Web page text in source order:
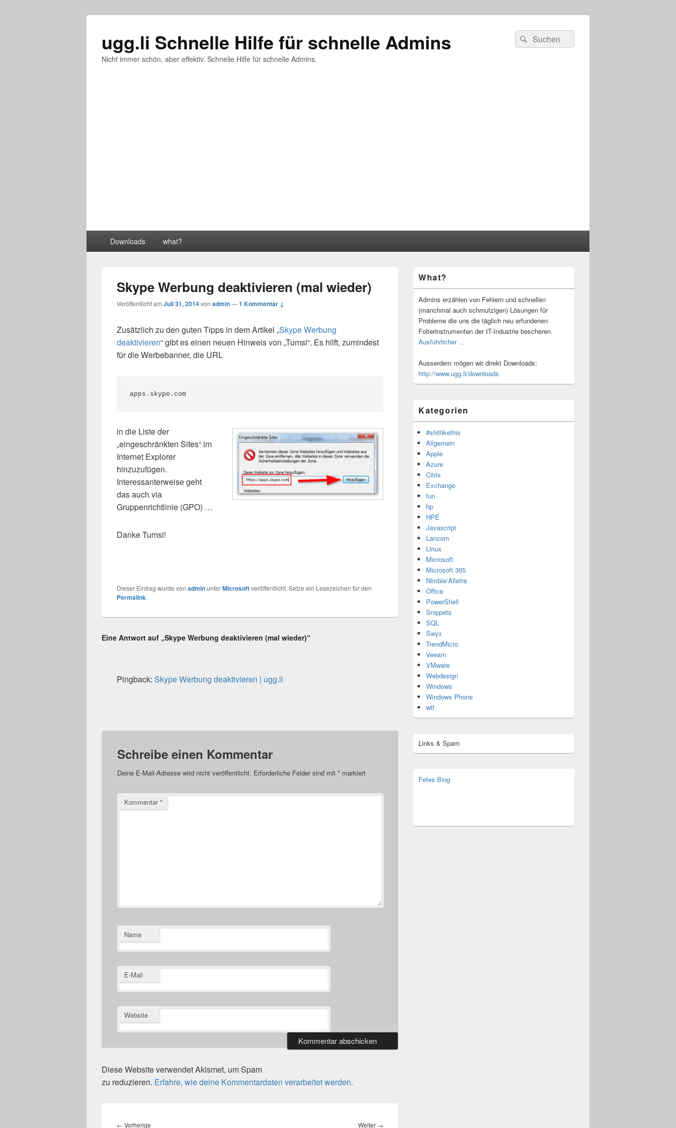
ugg.li Schnelle Hilfe für schnelle Admins
Nicht immer schön, aber effektiv. Schnelle Hilfe für schnelle Admins.
Suchen
nach:
Suchen
Downloads what?
Skype Werbung deaktivieren (mal wieder)
Veröffentlicht am Juli 31, 2014von admin—1 Kommentar ↓
Zusätzlich zu den guten Tipps in dem Artikel „Skype Werbung
deaktivieren“ gibt es einen neuen Hinweis von „Tumsi“. Es hilft, zumindest
für die Werbebanner, die URL
apps.skype.com
in die Liste der
„eingeschränkten Sites“ im
Internet Explorer
hinzuzufügen.
Interessanterweise geht
das auch via
Gruppenrichtlinie (GPO) …
Danke Tumsi!
Dieser Eintrag wurde von adminunterMicrosoftveröffentlicht. Setze ein Lesezeichen für den
Permalink.
Eine Antwort auf „Skype Werbung deaktivieren (mal wieder)“
Pingback: Skype Werbung deaktivieren | ugg.li
Schreibe einen Kommentar
Deine E-Mail-Adresse wird nicht veröffentlicht. Erforderliche Felder sind mit * markiert
Kommentar*
Name
E-Mail
Website
Diese Website verwendet Akismet, um Spam
zu reduzieren. Erfahre, wie deine Kommentardaten verarbeitet werden.
← Vorherige Weiter →
Seitenleisten-
Widgetbereich
What?
Admins erzählen von Fehlern und schnellen
(manchmal auch schmutzigen) Lösungen für
Probleme die uns die täglich neu erfundenen
Folterinstrumenten der IT-Industrie bescheren.
Ausführlicher ...
Ausserdem mögen wir direkt Downloads:
http://www.ugg.li/downloads
Kategorien
#shitlikethis
Allgemein
Apple
Azure
Citrix
Exchange
fun
hp
HPE
Javascript
Lancom
Linux
Microsoft
Microsoft 365
Nimble/Alletra
Office
PowerShell
Snippets
SQL
Swyx
TrendMicro
Veeam
VMware
Webdesign
Windows
Windows Phone
wtf
Links & Spam
Fefes Blog